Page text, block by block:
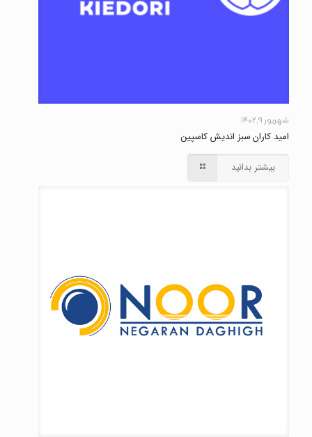
شهریور ۹, ۱۴۰۲
امید کاران سبز اندیش کاسپین
بیشتر بدانید